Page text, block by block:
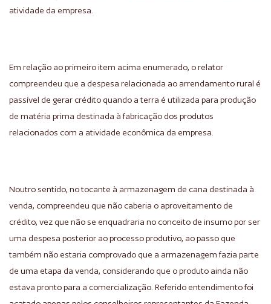
atividade da empresa.
Em relação ao primeiro item acima enumerado, o relator
compreendeu que a despesa relacionada ao arrendamento rural é
passível de gerar crédito quando a terra é utilizada para produção
de matéria prima destinada à fabricação dos produtos
relacionados com a atividade econômica da empresa.
Noutro sentido, no tocante à armazenagem de cana destinada à
venda, compreendeu que não caberia o aproveitamento de
crédito, vez que não se enquadraria no conceito de insumo por ser
uma despesa posterior ao processo produtivo, ao passo que
também não estaria comprovado que a armazenagem fazia parte
de uma etapa da venda, considerando que o produto ainda não
estava pronto para a comercialização. Referido entendimento foi